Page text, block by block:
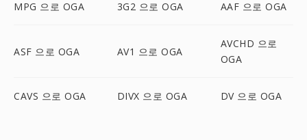
MPG 으로 OGA 3G2 으로 OGA AAF 으로 OGA
ASF 으로 OGA AV1 으로 OGA
AVCHD 으로
OGA
CAVS 으로 OGA DIVX 으로 OGA DV 으로 OGA